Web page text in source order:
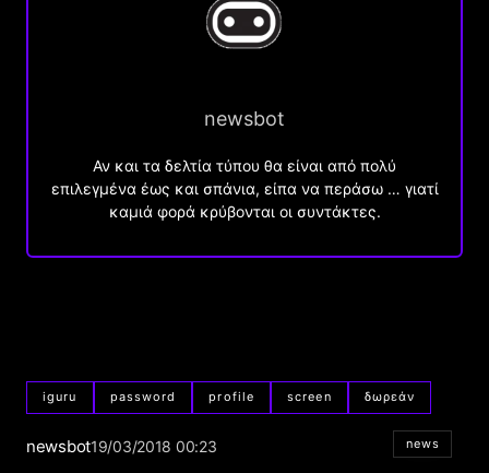
newsbot
Αν και τα δελτία τύπου θα είναι από πολύ
επιλεγμένα έως και σπάνια, είπα να περάσω … γιατί
καμιά φορά κρύβονται οι συντάκτες.
iguru password profile screen δωρεάν
newsbot19/03/2018 00:23 news